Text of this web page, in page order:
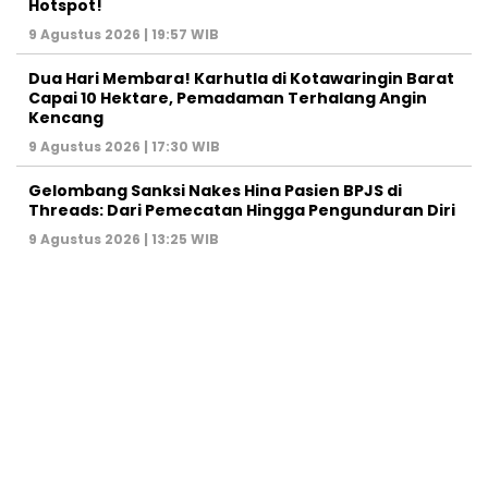
Hotspot!
9 Agustus 2026 | 19:57 WIB
Dua Hari Membara! Karhutla di Kotawaringin Barat
Capai 10 Hektare, Pemadaman Terhalang Angin
Kencang
9 Agustus 2026 | 17:30 WIB
Gelombang Sanksi Nakes Hina Pasien BPJS di
Threads: Dari Pemecatan Hingga Pengunduran Diri
9 Agustus 2026 | 13:25 WIB